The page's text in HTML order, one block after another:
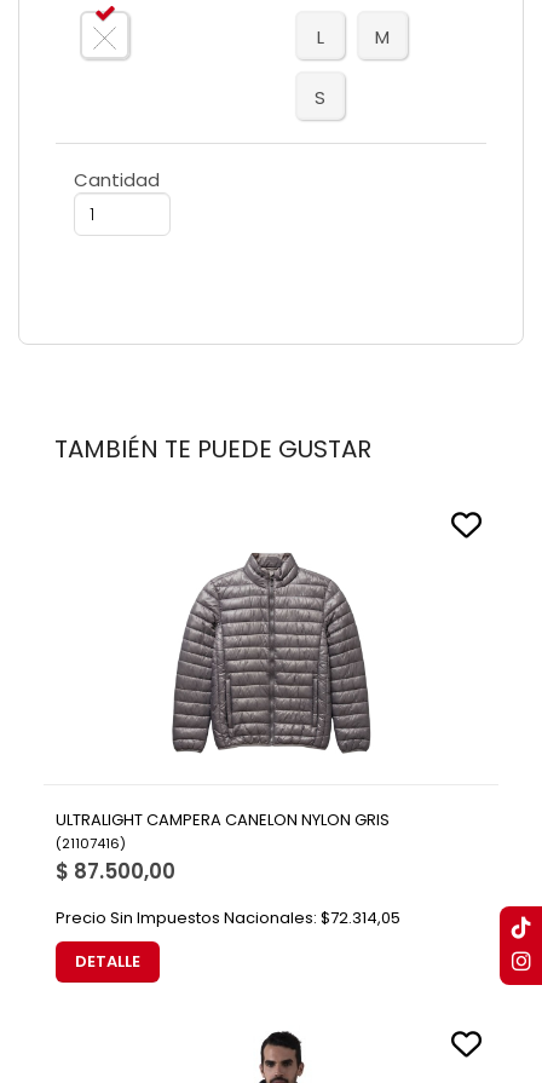
L M
S
Cantidad
TAMBIÉN TE PUEDE GUSTAR
ULTRALIGHT CAMPERA CANELON NYLON GRIS
(21107416)
$ 87.500,00
Precio Sin Impuestos Nacionales: $72.314,05
DETALLE